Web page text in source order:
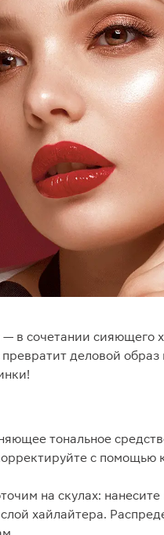
в сочетании сияющего
деловой
тональное
с помощью
на скулах:
хайлайтера.